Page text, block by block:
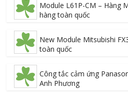
Module L61P-CM – Hàng
hàng toàn quốc
New Module Mitsubishi
toàn quốc
Công tắc cảm ứng
Anh Phương